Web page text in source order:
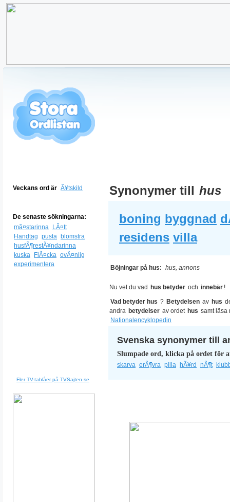
Veckans ord är Ã¥tskild
De senaste sökningarna:
mã¤starinna
LÃ¤tt
Handtag pusta blomstra
husfÃ¶restÃ¥ndarinna
kuska
FlÃ¤cka ovÃ¤nlig
experimentera
Fler TV-tablåer på TVSajten.se
Synonymer till hus
boning byggnad
residens villa
Böjningar på hus: hus, annons
Nu vet du vad hus betyder och innebär !
Vad betyder hus ? Betydelsen av hus
andra betydelser av ordet hus samt läsa
Nationalencyklopedin
Svenska synonymer till
Slumpade ord, klicka på ordet för
skarva erÃ¶vra pilla hÃ¥rd nÃ¶t